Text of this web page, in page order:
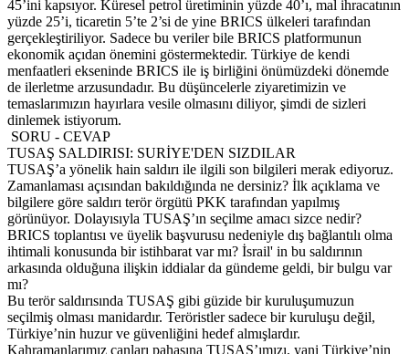
45’ini kapsıyor. Küresel petrol üretiminin yüzde 40’ı, mal ihracatının
yüzde 25’i, ticaretin 5’te 2’si de yine BRICS ülkeleri tarafından
gerçekleştiriliyor. Sadece bu veriler bile BRICS platformunun
ekonomik açıdan önemini göstermektedir. Türkiye de kendi
menfaatleri ekseninde BRICS ile iş birliğini önümüzdeki dönemde
de ilerletme arzusundadır. Bu düşüncelerle ziyaretimizin ve
temaslarımızın hayırlara vesile olmasını diliyor, şimdi de sizleri
dinlemek istiyorum.
SORU - CEVAP
TUSAŞ SALDIRISI: SURİYE'DEN SIZDILAR
TUSAŞ’a yönelik hain saldırı ile ilgili son bilgileri merak ediyoruz.
Zamanlaması açısından bakıldığında ne dersiniz? İlk açıklama ve
bilgilere göre saldırı terör örgütü PKK tarafından yapılmış
görünüyor. Dolayısıyla TUSAŞ’ın seçilme amacı sizce nedir?
BRICS toplantısı ve üyelik başvurusu nedeniyle dış bağlantılı olma
ihtimali konusunda bir istihbarat var mı? İsrail' in bu saldırının
arkasında olduğuna ilişkin iddialar da gündeme geldi, bir bulgu var
mı?
Bu terör saldırısında TUSAŞ gibi güzide bir kuruluşumuzun
seçilmiş olması manidardır. Teröristler sadece bir kuruluşu değil,
Türkiye’nin huzur ve güvenliğini hedef almışlardır.
Kahramanlarımız canları pahasına TUSAŞ’ımızı, yani Türkiye’nin